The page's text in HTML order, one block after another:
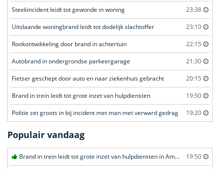
Steekincident leidt tot gewonde in woning 23:38
Uitslaande woningbrand leidt tot dodelijk slachtoffer 23:10
Rookontwikkeling door brand in achtertuin 22:15
Autobrand in ondergrondse parkeergarage 21:30
Fietser geschept door auto en naar ziekenhuis gebracht 20:15
Brand in trein leidt tot grote inzet van hulpdiensten 19:50
Politie zet groots in bij incident met man met verward gedrag 19:20
Populair vandaag
Brand in trein leidt tot grote inzet van hulpdiensten in Amersfoort 19:50